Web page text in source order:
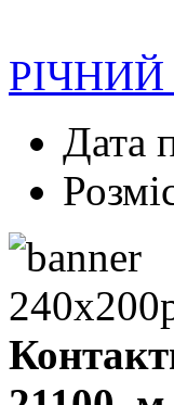
РІЧНИЙ
Дата